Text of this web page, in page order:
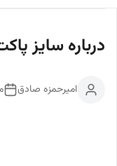
درباره سایز
امیرحمزه صادق